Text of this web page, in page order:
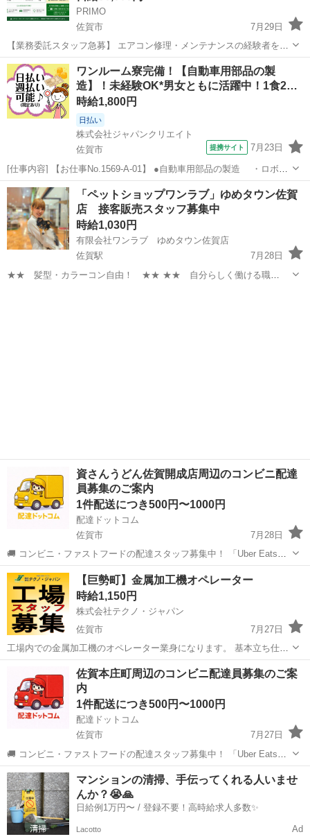
PRIMO
佐賀市
7月29日
【業務委託スタッフ急募】 エアコン修理・メンテナンスの経験者を募
集しています。 勤務地は佐賀県周辺です。 【業務内容】 一般家庭や
オフィス、店舗から寄せられるエアコンの修理依頼に対応していただ
きます。...
佐賀 佐賀市 スタッフ
ワンルーム寮完備！【自動車用部品の製
造】！未経験OK*男女ともに活躍中！1食2…
時給1,800円
日払い
株式会社ジャパンクリエイト
佐賀市
提携サイト 7月23日
[仕事内容] 【お仕事No.1569-A-01】 ●自動車用部品の製造 ・ロボッ
ト塗装 →自動で塗装を行う現場で作業の難しさはありません。
焼き窯の近くでの作業のため暑さがございます。 ・組付け
→工具（...
佐賀 佐賀市
「ペットショップワンラブ」ゆめタウン佐賀
店 接客販売スタッフ募集中
時給1,030円
有限会社ワンラブ ゆめタウン佐賀店
佐賀駅
7月28日
★★ 髪型・カラーコン自由！ ★★ ★★ 自分らしく働ける職
資さんうどん佐賀開成店周辺のコンビニ配達
員募集のご案内
1件配送につき500円〜1000円
配達ドットコム
佐賀市
7月28日
🚚 コンビニ・ファストフードの配達スタッフ募集中！ 「Uber Eats」
や「出前館」のように、配達専用アプリを使ってお仕事するスタイル
です。 オファー内容を見てから、受けるかどうかを自由に選べます！
✅ 業務内容...
佐賀 佐賀市 配送 ファストフード
【巨勢町】金属加工機オペレーター
時給1,150円
株式会社テクノ・ジャパン
佐賀市
7月27日
工場内での金属加工機のオペレーター業身になります。 基本立ち仕事
で、製品をセットし両手でボタンを押すお仕事です。 未経験の方でも
しっかりフォローで安心して働けます。 工場見学も実施しております
ので、まずはお気軽にお問い...
工場 スタッフ
佐賀本庄町周辺のコンビニ配達員募集のご案
内
1件配送につき500円〜1000円
配達ドットコム
佐賀市
7月27日
🚚 コンビニ・ファストフードの配達スタッフ募集中！ 「Uber Eats」
や「出前館」のように、配達専用アプリを使ってお仕事するスタイル
です。 オファー内容を見てから、受けるかどうかを自由に選べます！
✅ 業務内容...
佐賀 佐賀市 ファストフード
マンションの清掃、手伝ってくれる人いませ
んか？😭🙏
日給例1万円〜 / 登録不要！高時給求人多数✨
Lacotto Ad